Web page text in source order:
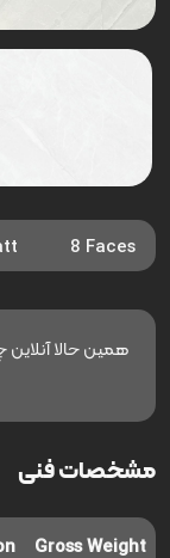
8 Faces
همین حالا
مشخصات فنی
Gross Weight